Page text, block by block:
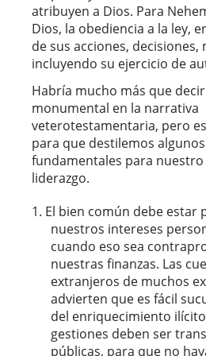
atribuyen a Dios. Para
Dios, la obediencia a la ley,
de sus acciones,
incluyendo su ejercicio de
Habría mucho más que
monumental en la narrativa
veterotestamentaria, pero
para que destilemos
fundamentales para
liderazgo.
El bien común debe estar
nuestros intereses
cuando eso sea
nuestras finanzas. Las
extranjeros de muchos
advierten que es fácil
del enriquecimiento
gestiones deben ser
públicas, para que no